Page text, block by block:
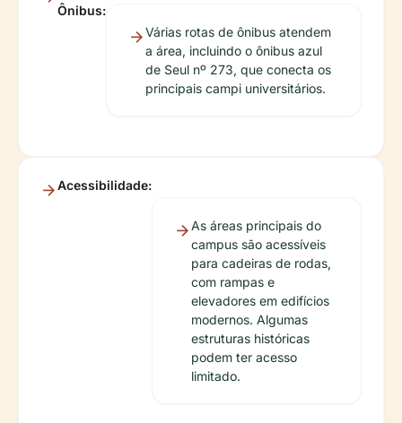
Ônibus:
Várias rotas de ônibus atendem
a área, incluindo o ônibus azul
de Seul nº 273, que conecta os
principais campi universitários.
Acessibilidade:
As áreas principais do
campus são acessíveis
para cadeiras de rodas,
com rampas e
elevadores em edifícios
modernos. Algumas
estruturas históricas
podem ter acesso
limitado.